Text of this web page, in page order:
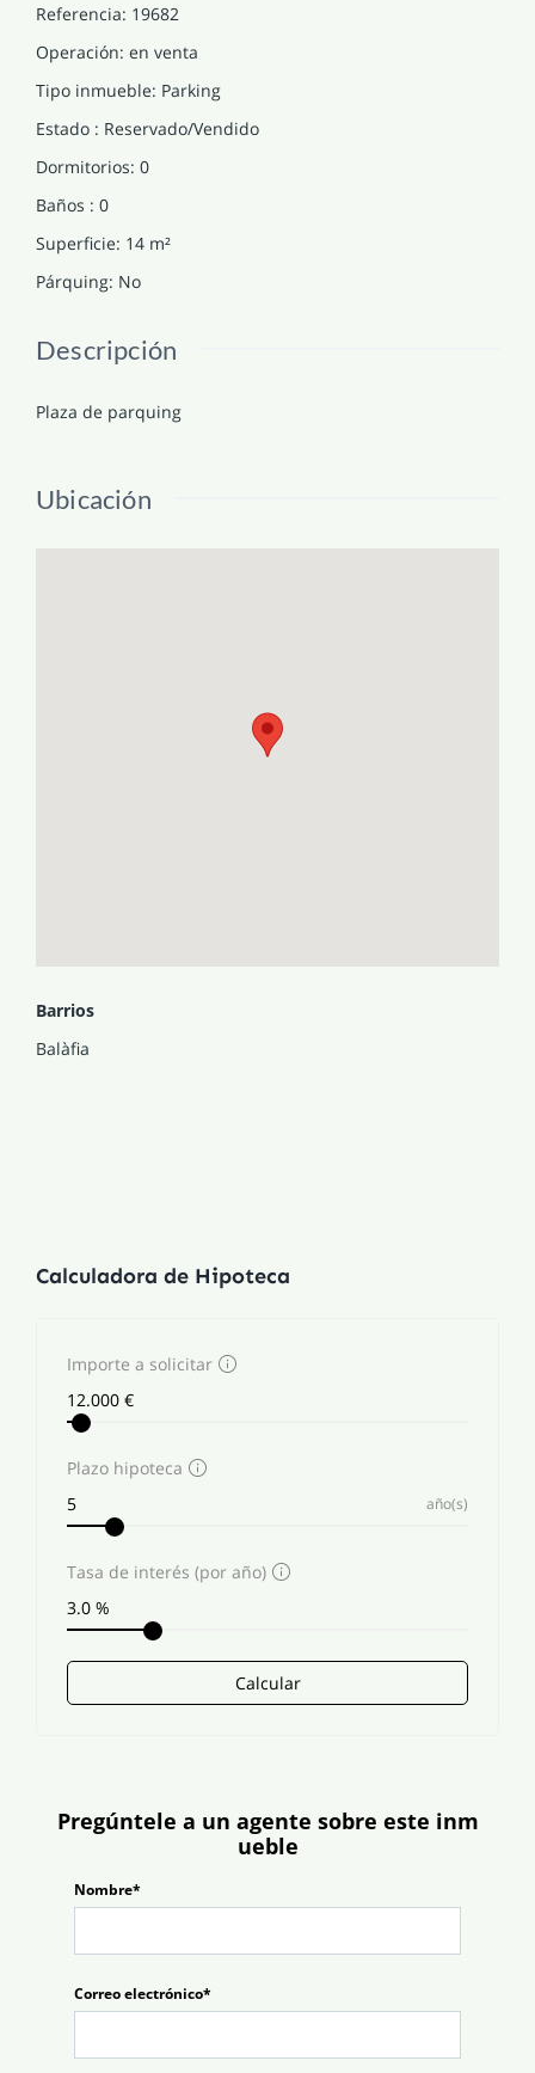
Referencia: 19682
Operación: en venta
Tipo inmueble: Parking
Estado : Reservado/Vendido
Dormitorios: 0
Baños : 0
Superficie: 14 m²
Párquing: No
Descripción
Plaza de parquing
Ubicación
Barrios
Balàfia
Calculadora de Hipoteca
Importe a solicitar
Plazo hipoteca
año(s)
Tasa de interés (por año)
Calcular
Pregúntele a un agente sobre este inm
ueble
Nombre*
Correo electrónico*